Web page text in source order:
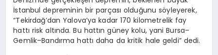
İstanbul depreminin bir parçası olduğunu söyleyerek,
“Tekirdağ’dan Yalova’ya kadar 170 kilometrelik fay
hattı risk altında. Bu hattın güney kolu, yani Bursa–
Gemlik–Bandırma hattı daha da kritik hale geldi” dedi.